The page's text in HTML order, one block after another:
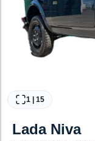
1 15
Lada Niva